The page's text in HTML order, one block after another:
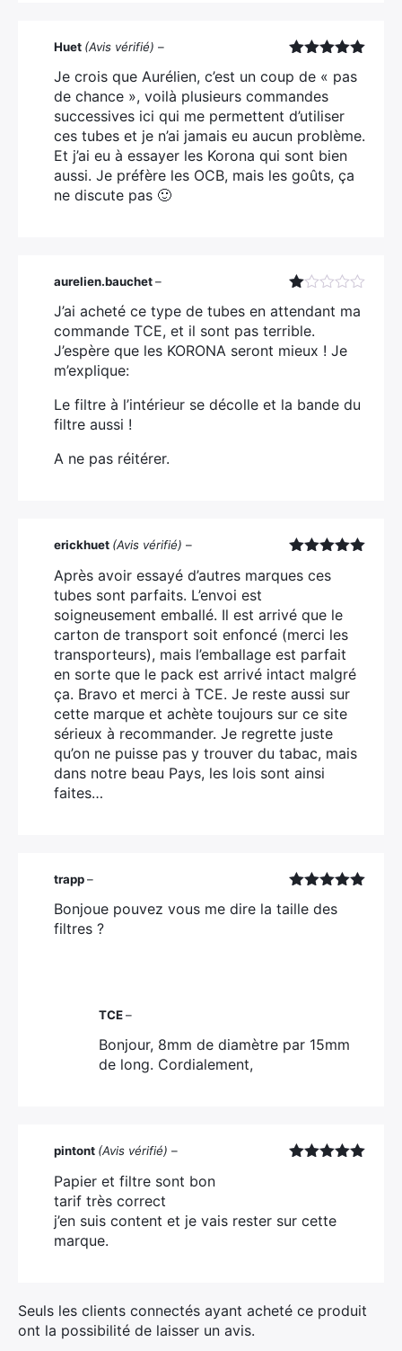
5
Huet (Avis vérifié) –
Je crois que Aurélien, c’est un coup de « pas
de chance », voilà plusieurs commandes
successives ici qui me permettent d’utiliser
ces tubes et je n’ai jamais eu aucun problème.
Et j’ai eu à essayer les Korona qui sont bien
aussi. Je préfère les OCB, mais les goûts, ça
ne discute pas 🙂
Note
1
sur
5
aurelien.bauchet–
J’ai acheté ce type de tubes en attendant ma
commande TCE, et il sont pas terrible.
J’espère que les KORONA seront mieux ! Je
m’explique:
Le filtre à l’intérieur se décolle et la bande du
filtre aussi !
A ne pas réitérer.
5
erickhuet (Avis vérifié) –
Après avoir essayé d’autres marques ces
tubes sont parfaits. L’envoi est
soigneusement emballé. Il est arrivé que le
carton de transport soit enfoncé (merci les
transporteurs), mais l’emballage est parfait
en sorte que le pack est arrivé intact malgré
ça. Bravo et merci à TCE. Je reste aussi sur
cette marque et achète toujours sur ce site
sérieux à recommander. Je regrette juste
qu’on ne puisse pas y trouver du tabac, mais
dans notre beau Pays, les lois sont ainsi
faites…
5
trapp–
Bonjoue pouvez vous me dire la taille des
filtres ?
TCE–
Bonjour, 8mm de diamètre par 15mm
de long. Cordialement,
pintont (Avis vérifié) –
Papier et filtre sont bon
tarif très correct
j’en suis content et je vais rester sur cette
marque.
Seuls les clients connectés ayant acheté ce produit
ont la possibilité de laisser un avis.
×
Rechercher
: